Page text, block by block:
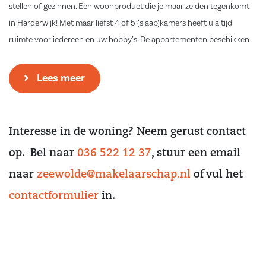
stellen of gezinnen. Een woonproduct die je maar zelden tegenkomt
in Harderwijk! Met maar liefst 4 of 5 (slaap)kamers heeft u altijd
ruimte voor iedereen en uw hobby’s. De appartementen beschikken
Maar dat is nog niet alles! Alle appartementen worden opgeleverd met
beide werelden. Met de nabijheid van de op- en afritten van de A28
(Zwolle-Amersfoort) geniet u van uitstekende verbindingen naar
andere bestemmingen. Bovendien zijn voorzieningen zoals
Lees meer
Interesse in de woning? Neem gerust contact
op. Bel naar 036 522 12 37, stuur een email
naar zeewolde@makelaarschap.nl of vul het
contactformulier in.